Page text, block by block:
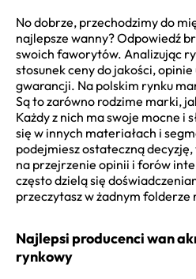
No dobrze, przechodzimy do
najlepsze wanny? Odpowiedź
swoich faworytów. Analizując
stosunek ceny do jakości,
gwarancji. Na polskim rynku
Są to zarówno rodzime marki,
Każdy z nich ma swoje mocne i
się w innych materiałach i
podejmiesz ostateczną
na przejrzenie opinii i forów
często dzielą się
przeczytasz w żadnym
Najlepsi producenci wan
rynkowy